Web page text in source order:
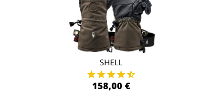
SHELL
158,00 €